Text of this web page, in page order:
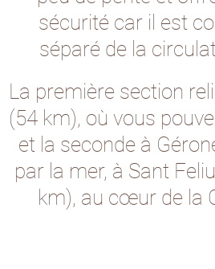
sécurité car il est
séparé de la
La première section
(54 km), où vous
et la seconde à
par la mer, à Sant
km), au cœur de la